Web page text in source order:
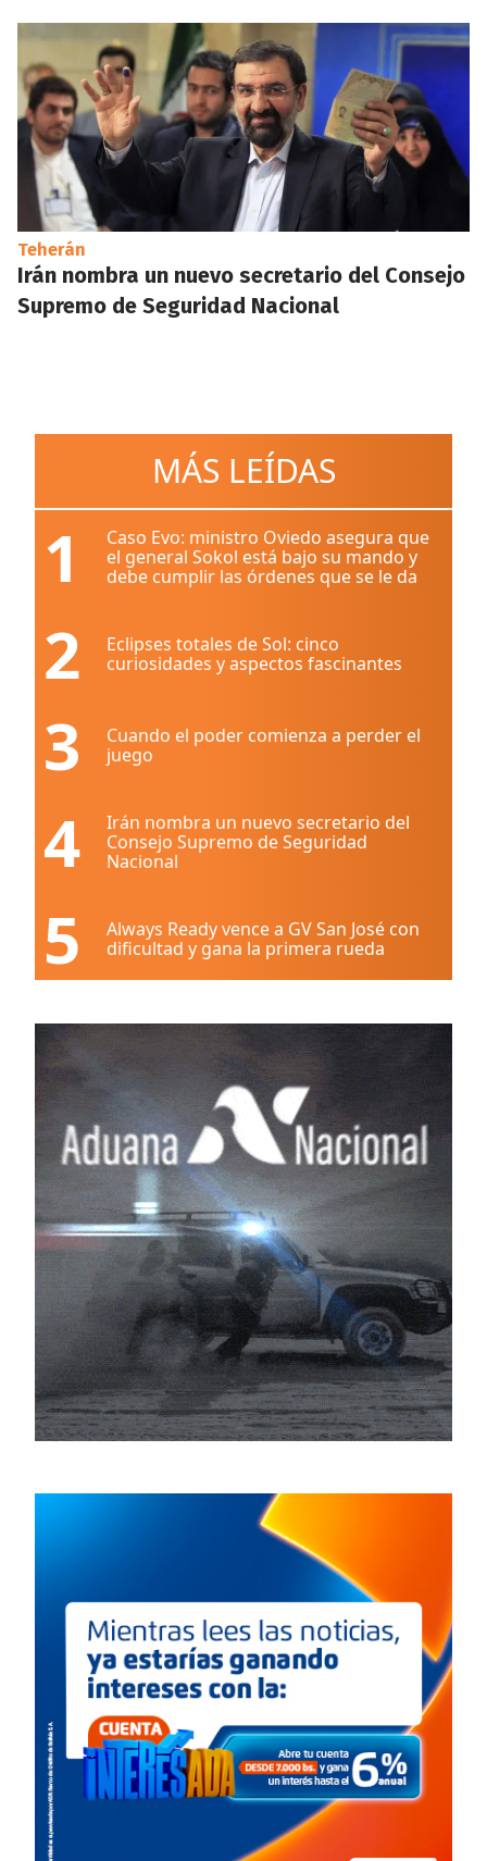
Teherán
Irán nombra un nuevo secretario del Consejo
Supremo de Seguridad Nacional
MÁS LEÍDAS
1
Caso Evo: ministro Oviedo asegura que
el general Sokol está bajo su mando y
debe cumplir las órdenes que se le da
2
Eclipses totales de Sol: cinco
curiosidades y aspectos fascinantes
3
Cuando el poder comienza a perder el
juego
4
Irán nombra un nuevo secretario del
Consejo Supremo de Seguridad
Nacional
5
Always Ready vence a GV San José con
dificultad y gana la primera rueda